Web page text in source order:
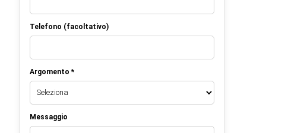
Telefono (facoltativo)
Argomento *
Messaggio